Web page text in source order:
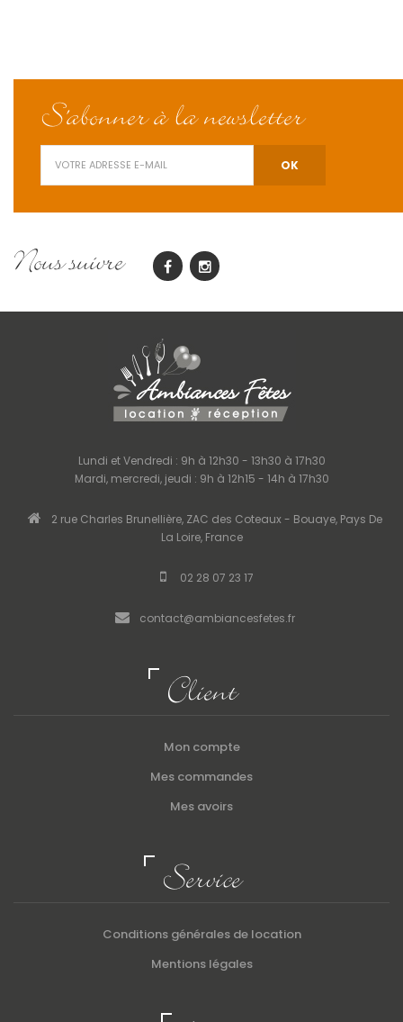
S'abonner à la newsletter
Nous suivre
Lundi et Vendredi : 9h à 12h30 - 13h30 à 17h30
Mardi, mercredi, jeudi : 9h à 12h15 - 14h à 17h30
2 rue Charles Brunellière, ZAC des Coteaux - Bouaye, Pays De
La Loire, France
02 28 07 23 17
contact@ambiancesfetes.fr
Client
Mon compte
Mes commandes
Mes avoirs
Service
Conditions générales de location
Mentions légales